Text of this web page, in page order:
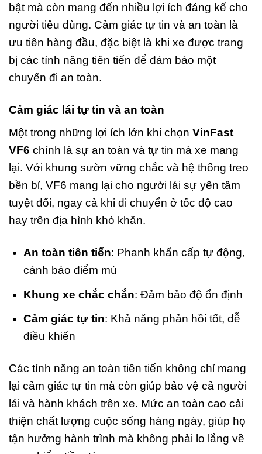
bật mà còn mang đến nhiều lợi ích đáng kể cho
người tiêu dùng. Cảm giác tự tin và an toàn là
ưu tiên hàng đầu, đặc biệt là khi xe được trang
bị các tính năng tiên tiến để đảm bảo một
chuyến đi an toàn.
Cảm giác lái tự tin và an toàn
Một trong những lợi ích lớn khi chọn VinFast
VF6 chính là sự an toàn và tự tin mà xe mang
lại. Với khung sườn vững chắc và hệ thống treo
bền bỉ, VF6 mang lại cho người lái sự yên tâm
tuyệt đối, ngay cả khi di chuyển ở tốc độ cao
hay trên địa hình khó khăn.
An toàn tiên tiến: Phanh khẩn cấp tự động,
cảnh báo điểm mù
Khung xe chắc chắn: Đảm bảo độ ổn định
Cảm giác tự tin: Khả năng phản hồi tốt, dễ
điều khiển
Các tính năng an toàn tiên tiến không chỉ mang
lại cảm giác tự tin mà còn giúp bảo vệ cả người
lái và hành khách trên xe. Mức an toàn cao cải
thiện chất lượng cuộc sống hàng ngày, giúp họ
tận hưởng hành trình mà không phải lo lắng về